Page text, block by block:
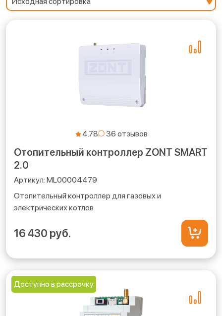
4.78
Отопительный контроллер ZONT SMART
2.0
ML00004479
Отопительный контроллер для газовых и
электрических котлов
16 430 руб.
Доступно в рассрочку